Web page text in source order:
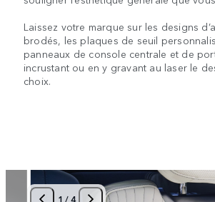
Laissez votre marque sur les designs
brodés, les plaques de seuil
panneaux de console centrale et de
incrustant ou en y gravant au laser le
choix.
1 /4